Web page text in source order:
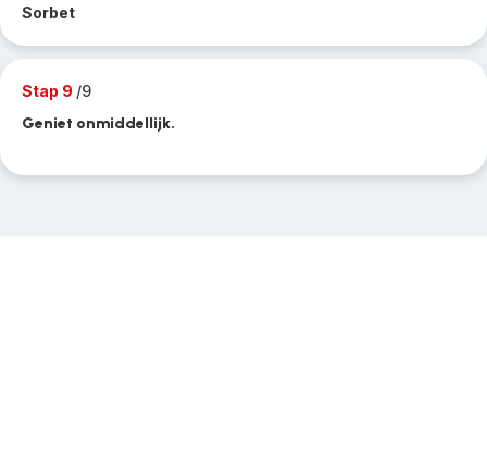
Sorbet
Stap 9 /9
Geniet onmiddellijk.